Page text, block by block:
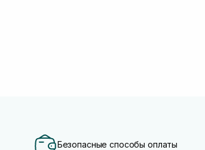
Безопасные способы оплаты